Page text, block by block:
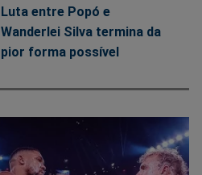
Luta entre Popó e
Wanderlei Silva termina da
pior forma possível